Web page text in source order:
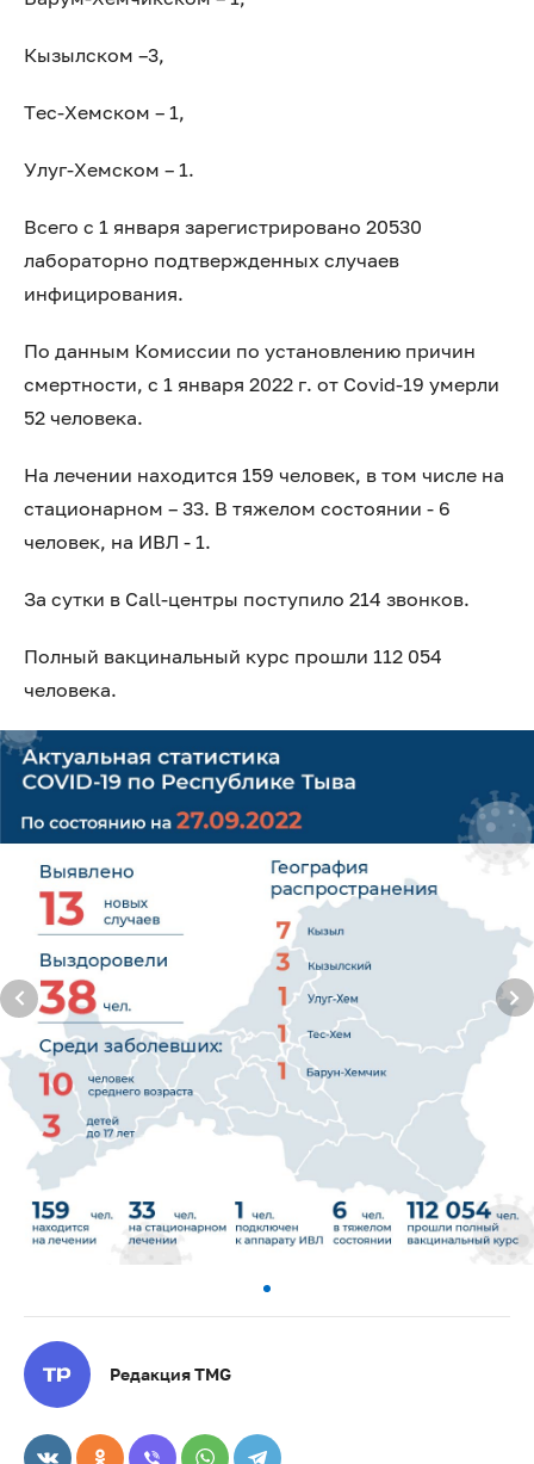
Кызылском –3,
Тес-Хемском – 1,
Улуг-Хемском – 1.
Всего с 1 января зарегистрировано 20530
лабораторно подтвержденных случаев
инфицирования.
По данным Комиссии по установлению причин
смертности, с 1 января 2022 г. от Covid-19 умерли
52 человека.
На лечении находится 159 человек, в том числе на
стационарном – 33. В тяжелом состоянии - 6
человек, на ИВЛ - 1.
За сутки в Call-центры поступило 214 звонков.
Полный вакцинальный курс прошли 112 054
человека.
Редакция TMG